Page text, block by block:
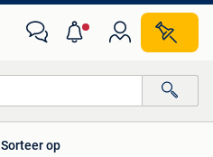
Sorteer op